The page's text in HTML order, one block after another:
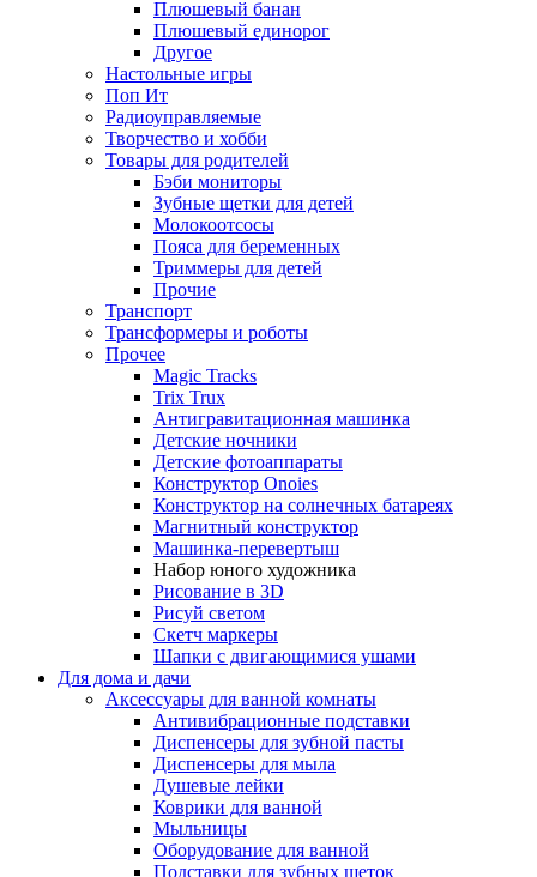
Плюшевый банан
Плюшевый единорог
Другое
Настольные игры
Поп Ит
Радиоуправляемые
Творчество и хобби
Товары для родителей
Бэби мониторы
Зубные щетки для детей
Молокоотсосы
Пояса для беременных
Триммеры для детей
Прочие
Транспорт
Трансформеры и роботы
Прочее
Magic Tracks
Trix Trux
Антигравитационная машинка
Детские ночники
Детские фотоаппараты
Конструктор Onoies
Конструктор на солнечных батареях
Магнитный конструктор
Машинка-перевертыш
Набор юного художника
Рисование в 3D
Рисуй светом
Скетч маркеры
Шапки с двигающимися ушами
Для дома и дачи
Аксессуары для ванной комнаты
Антивибрационные подставки
Диспенсеры для зубной пасты
Диспенсеры для мыла
Душевые лейки
Коврики для ванной
Мыльницы
Оборудование для ванной
Подставки для зубных щеток